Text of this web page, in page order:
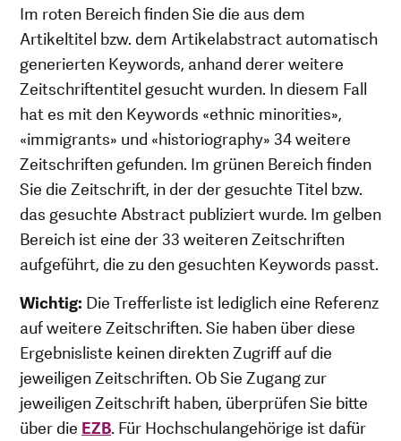
Im roten Bereich finden Sie die aus dem
Artikeltitel bzw. dem Artikelabstract automatisch
generierten Keywords, anhand derer weitere
Zeitschriftentitel gesucht wurden. In diesem Fall
hat es mit den Keywords «ethnic minorities»,
«immigrants» und «historiography» 34 weitere
Zeitschriften gefunden. Im grünen Bereich finden
Sie die Zeitschrift, in der der gesuchte Titel bzw.
das gesuchte Abstract publiziert wurde. Im gelben
Bereich ist eine der 33 weiteren Zeitschriften
aufgeführt, die zu den gesuchten Keywords passt.
Wichtig: Die Trefferliste ist lediglich eine Referenz
auf weitere Zeitschriften. Sie haben über diese
Ergebnisliste keinen direkten Zugriff auf die
jeweiligen Zeitschriften. Ob Sie Zugang zur
jeweiligen Zeitschrift haben, überprüfen Sie bitte
über die EZB. Für Hochschulangehörige ist dafür